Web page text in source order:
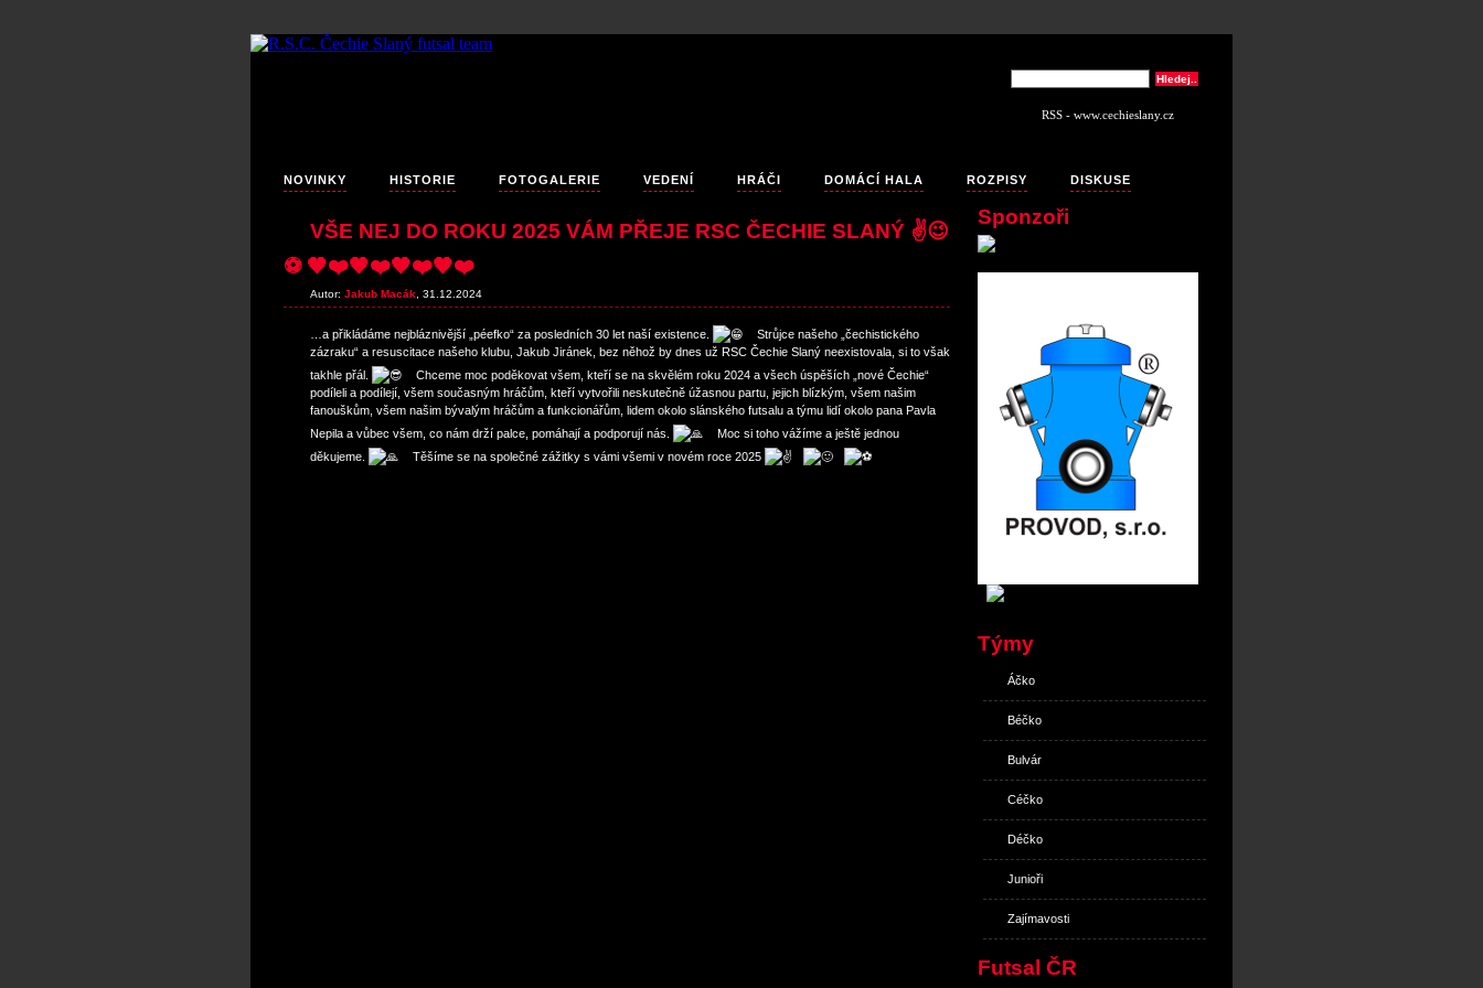
RSS - www.cechieslany.cz
NOVINKY HISTORIE FOTOGALERIE VEDENÍ HRÁČI DOMÁCÍ HALA ROZPISY DISKUSE
VŠE NEJ DO ROKU 2025 VÁM PŘEJE RSC ČECHIE SLANÝ ✌️😉
⚽️ 🖤❤️🖤❤️🖤❤️🖤❤️
Autor: Jakub Macák , 31.12.2024
…a přikládáme nejbláznivější „péefko“ za posledních 30 let naší existence.
Strůjce našeho „čechistického
zázraku“ a resuscitace našeho klubu, Jakub Jiránek, bez něhož by dnes už RSC Čechie Slaný neexistovala, si to však
takhle přál.
Chceme moc poděkovat všem, kteří se na skvělém roku 2024 a všech úspěších „nové Čechie“
podíleli a podílejí, všem současným hráčům, kteří vytvořili neskutečně úžasnou partu, jejich blízkým, všem našim
fanouškům, všem našim bývalým hráčům a funkcionářům, lidem okolo slánského futsalu a týmu lidí okolo pana Pavla
Nepila a vůbec všem, co nám drží palce, pomáhají a podporují nás.
Moc si toho vážíme a ještě jednou
děkujeme.
Těšíme se na společné zážitky s vámi všemi v novém roce 2025
Sponzoři
Týmy
Áčko
Béčko
Bulvár
Céčko
Déčko
Junioři
Zajímavosti
Futsal ČR